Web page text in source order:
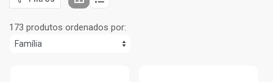
173 produtos ordenados por: